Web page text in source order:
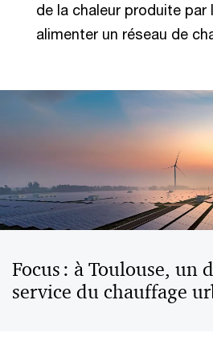
de la chaleur produite par
alimenter un réseau de
Focus : à Toulouse, un
service du chauffage